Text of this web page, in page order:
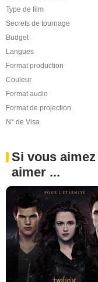
Type de film
Secrets de tournage
Budget
Langues
Format production
Couleur
Format audio
Format de projection
N° de Visa
Si vous
aimer ...